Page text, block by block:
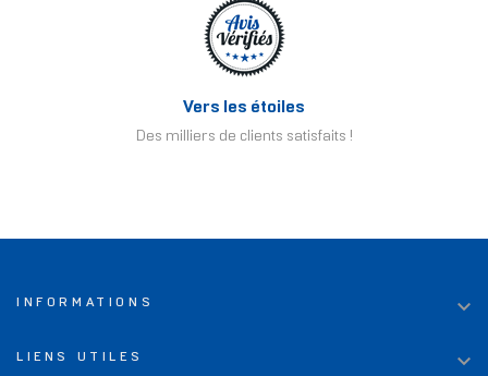
Vers les étoiles
Des milliers de clients satisfaits !
INFORMATIONS 
LIENS UTILES 